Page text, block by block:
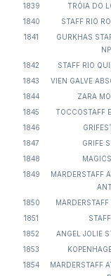
1839
TRÓIA DO
1840
STAFF RIO
1841
GURKHAS
1842 STAFF RIO
1843
VIEN GALVE
1844
ZARA
1845
TOCCOSTAFF
1846
1847
GRIFE
1848
1849
MARDERSTAFF
1850
1851
1852
ANGEL JOLIE
1853
1854
MARDERSTAFF